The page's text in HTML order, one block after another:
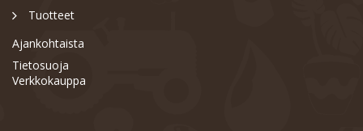
Tuotteet
Ajankohtaista
Tietosuoja
Verkkokauppa